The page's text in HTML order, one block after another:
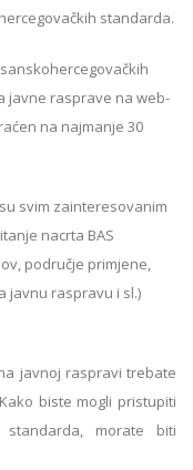
standarda.
javne rasprave na web-
na najmanje 30
svim zainteresovanim
nacrta BAS
područje primjene,
javnu raspravu i sl.)
javnoj raspravi trebate
biste mogli pristupiti
morate biti